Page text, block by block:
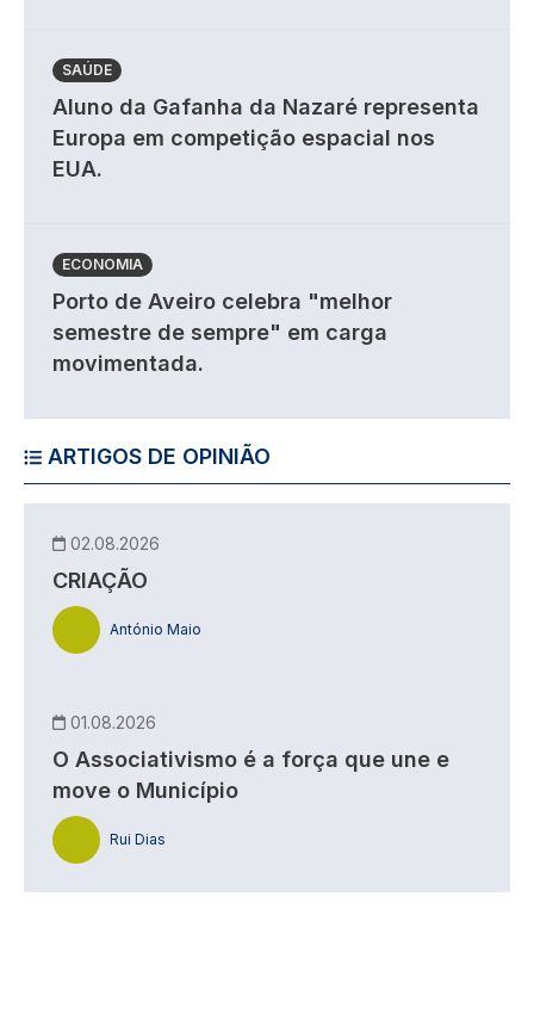
SAÚDE
Aluno da Gafanha da Nazaré representa
Europa em competição espacial nos
EUA.
ECONOMIA
Porto de Aveiro celebra "melhor
semestre de sempre" em carga
movimentada.
ARTIGOS DE OPINIÃO
02.08.2026
CRIAÇÃO
António Maio
01.08.2026
O Associativismo é a força que une e
move o Município
Rui Dias